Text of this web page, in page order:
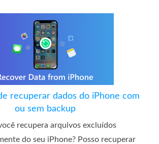
recuperar dados do iPhone com
ou sem backup
recupera arquivos excluídos
do seu iPhone? Posso recuperar